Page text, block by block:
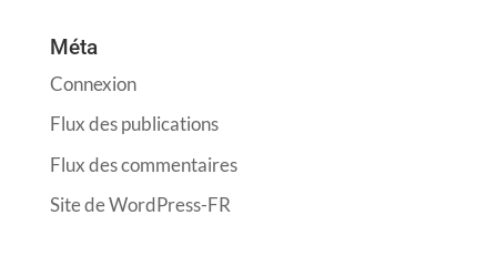
Méta
Connexion
Flux des publications
Flux des commentaires
Site de WordPress-FR